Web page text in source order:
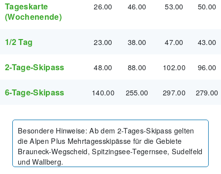
Tageskarte
(Wochenende)
26.00 46.00 53.00 50.00
1/2 Tag 23.00 38.00 47.00 43.00
2-Tage-Skipass 48.00 88.00 102.00 96.00
6-Tage-Skipass 140.00 255.00 297.00 279.00
Besondere Hinweise:Ab dem 2-Tages-Skipass gelten
die Alpen Plus Mehrtagesskipässe für die Gebiete
Brauneck-Wegscheid, Spitzingsee-Tegernsee, Sudelfeld
und Wallberg.